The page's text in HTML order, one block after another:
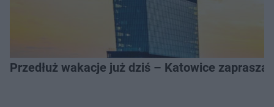
Przedłuż wakacje już dziś – Katowice